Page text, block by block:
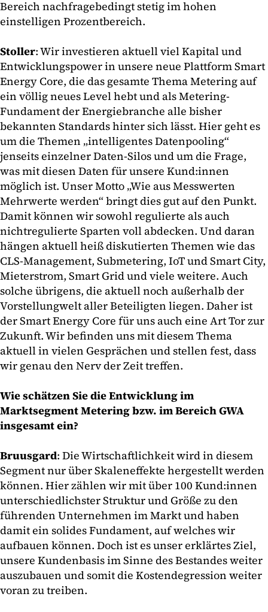
Bereich nachfragebedingt stetig im hohen
einstelligen Prozentbereich.
Stoller: Wir investieren aktuell viel Kapital und
Entwicklungspower in unsere neue Plattform Smart
Energy Core, die das gesamte Thema Metering auf
ein völlig neues Level hebt und als Metering-
Fundament der Energiebranche alle bisher
bekannten Standards hinter sich lässt. Hier geht es
um die Themen „intelligentes Datenpooling“
jenseits einzelner Daten-Silos und um die Frage,
was mit diesen Daten für unsere Kund:innen
möglich ist. Unser Motto „Wie aus Messwerten
Mehrwerte werden“ bringt dies gut auf den Punkt.
Damit können wir sowohl regulierte als auch
nichtregulierte Sparten voll abdecken. Und daran
hängen aktuell heiß diskutierten Themen wie das
CLS-Management, Submetering, IoT und Smart City,
Mieterstrom, Smart Grid und viele weitere. Auch
solche übrigens, die aktuell noch außerhalb der
Vorstellungwelt aller Beteiligten liegen. Daher ist
der Smart Energy Core für uns auch eine Art Tor zur
Zukunft. Wir befinden uns mit diesem Thema
aktuell in vielen Gesprächen und stellen fest, dass
wir genau den Nerv der Zeit treffen.
Wie schätzen Sie die Entwicklung im
Marktsegment Metering bzw. im Bereich GWA
insgesamt ein?
Bruusgard: Die Wirtschaftlichkeit wird in diesem
Segment nur über Skaleneffekte hergestellt werden
können. Hier zählen wir mit über 100 Kund:innen
unterschiedlichster Struktur und Größe zu den
führenden Unternehmen im Markt und haben
damit ein solides Fundament, auf welches wir
aufbauen können. Doch ist es unser erklärtes Ziel,
unsere Kundenbasis im Sinne des Bestandes weiter
auszubauen und somit die Kostendegression weiter
voran zu treiben.